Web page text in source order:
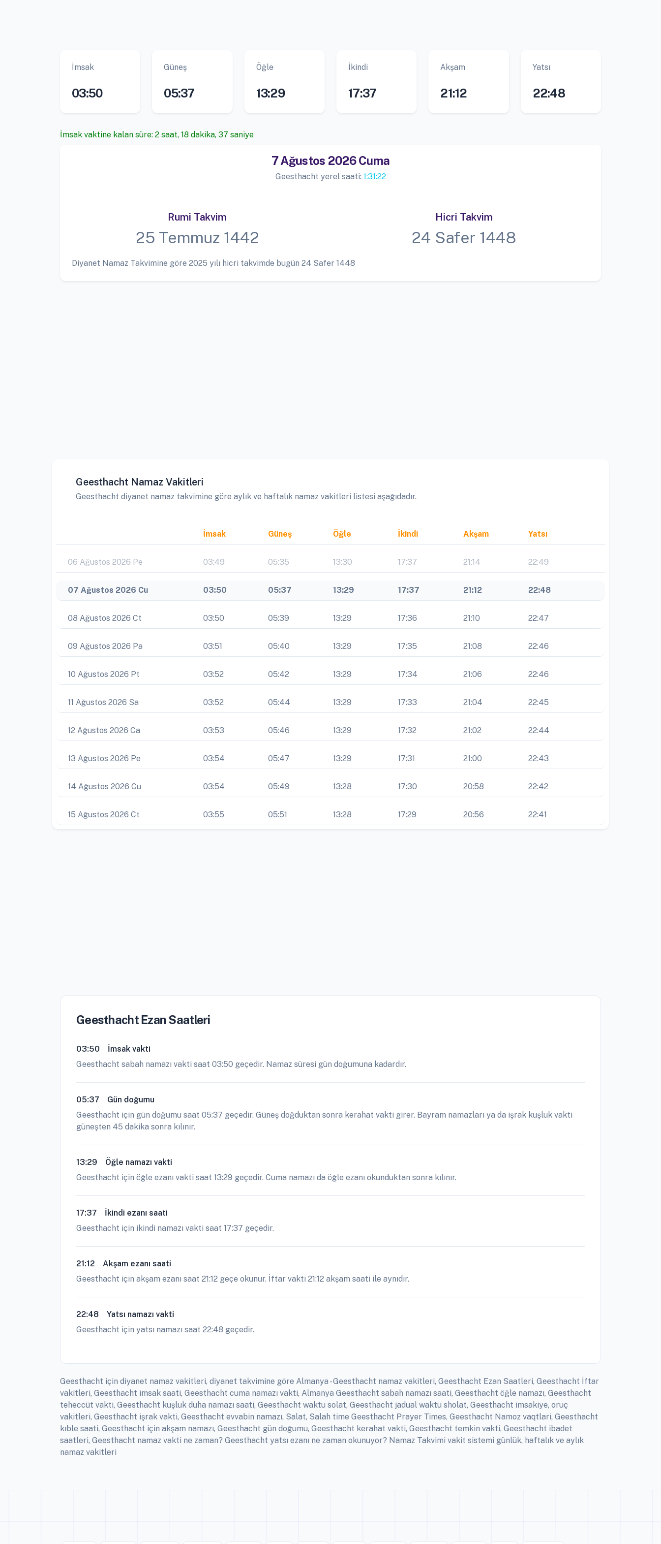
İmsak
03:50
Güneş
05:37
Öğle
13:29
İkindi
17:37
Akşam
21:12
Yatsı
22:48
İmsak vaktine kalan süre: 2 saat, 18 dakika, 36 saniye
7 Ağustos 2026 Cuma
Geesthacht yerel saati: 1:31:23
Rumi Takvim
25 Temmuz 1442
Hicri Takvim
24 Safer 1448
Diyanet Namaz Takvimine göre 2025 yılı hicri takvimde bugün 24 Safer 1448
Geesthacht Namaz Vakitleri
Geesthacht diyanet namaz takvimine göre aylık ve haftalık namaz vakitleri listesi aşağıdadır.
İmsak Güneş Öğle İkindi Akşam Yatsı
06 Ağustos 2026 Pe 03:49 05:35 13:30 17:37 21:14 22:49
07 Ağustos 2026 Cu 03:50 05:37 13:29 17:37 21:12 22:48
08 Ağustos 2026 Ct 03:50 05:39 13:29 17:36 21:10 22:47
09 Ağustos 2026 Pa 03:51 05:40 13:29 17:35 21:08 22:46
10 Ağustos 2026 Pt 03:52 05:42 13:29 17:34 21:06 22:46
11 Ağustos 2026 Sa 03:52 05:44 13:29 17:33 21:04 22:45
12 Ağustos 2026 Ca 03:53 05:46 13:29 17:32 21:02 22:44
13 Ağustos 2026 Pe 03:54 05:47 13:29 17:31 21:00 22:43
14 Ağustos 2026 Cu 03:54 05:49 13:28 17:30 20:58 22:42
15 Ağustos 2026 Ct 03:55 05:51 13:28 17:29 20:56 22:41
Geesthacht Ezan Saatleri
03:50
İmsak vakti
Geesthacht sabah namazı vakti saat 03:50 geçedir. Namaz süresi gün doğumuna kadardır.
05:37
Gün doğumu
Geesthacht için gün doğumu saat 05:37 geçedir. Güneş doğduktan sonra kerahat vakti girer. Bayram namazları ya da işrak kuşluk vakti
güneşten 45 dakika sonra kılınır.
13:29
Öğle namazı vakti
Geesthacht için öğle ezanı vakti saat 13:29 geçedir. Cuma namazı da öğle ezanı okunduktan sonra kılınır.
17:37
İkindi ezanı saati
Geesthacht için ikindi namazı vakti saat 17:37 geçedir.
21:12
Akşam ezanı saati
Geesthacht için akşam ezanı saat 21:12 geçe okunur. İftar vakti 21:12 akşam saati ile aynıdır.
22:48
Yatsı namazı vakti
Geesthacht için yatsı namazı saat 22:48 geçedir.
Geesthacht için diyanet namaz vakitleri, diyanet takvimine göre Almanya - Geesthacht namaz vakitleri, Geesthacht Ezan Saatleri, Geesthacht İftar
vakitleri, Geesthacht imsak saati, Geesthacht cuma namazı vakti, Almanya Geesthacht sabah namazı saati, Geesthacht öğle namazı, Geesthacht
teheccüt vakti, Geesthacht kuşluk duha namazı saati, Geesthacht waktu solat, Geesthacht jadual waktu sholat, Geesthacht imsakiye, oruç
vakitleri, Geesthacht işrak vakti, Geesthacht evvabin namazı, Salat, Salah time Geesthacht Prayer Times, Geesthacht Namoz vaqtlari, Geesthacht
kıble saati, Geesthacht için akşam namazı, Geesthacht gün doğumu, Geesthacht kerahat vakti, Geesthacht temkin vakti, Geesthacht ibadet
saatleri, Geesthacht namaz vakti ne zaman? Geesthacht yatsı ezanı ne zaman okunuyor? Namaz Takvimi vakit sistemi günlük, haftalık ve aylık
namaz vakitleri